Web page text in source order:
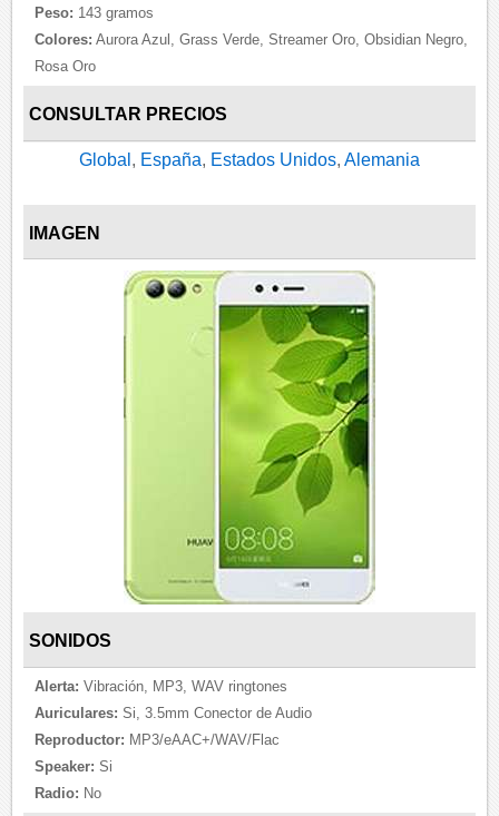
Peso: 143 gramos
Colores: Aurora Azul, Grass Verde, Streamer Oro, Obsidian Negro,
Rosa Oro
CONSULTAR PRECIOS
Global , España, Estados Unidos, Alemania
IMAGEN
SONIDOS
Alerta: Vibración, MP3, WAV ringtones
Auriculares: Si, 3.5mm Conector de Audio
Reproductor: MP3/eAAC+/WAV/Flac
Speaker: Si
Radio: No